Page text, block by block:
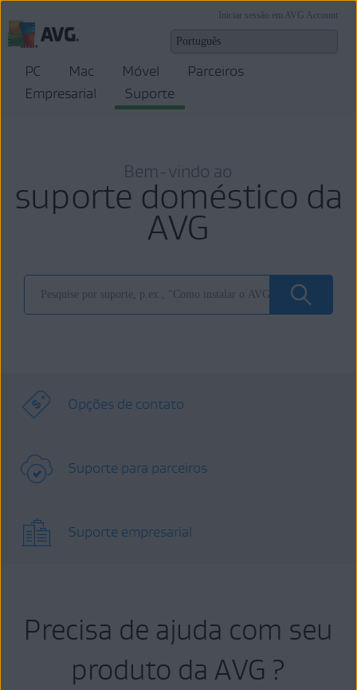
Iniciar sessão em AVG Account
PC Mac Móvel
Parceiros
Empresarial
Suporte
Bem-vindo ao
suporte doméstico da
AVG
Opções de contato
Suporte para parceiros
Suporte empresarial
Precisa de ajuda com seu
produto da AVG ?